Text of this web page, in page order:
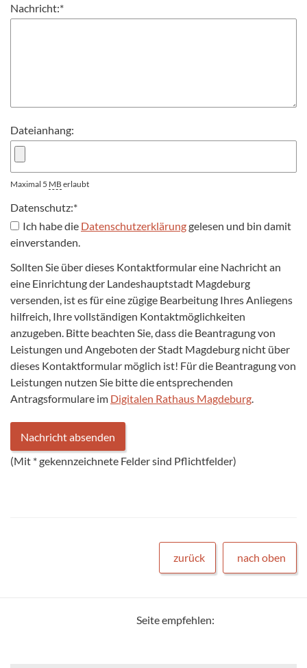
Nachricht:*
Dateianhang:
Maximal 5 MB erlaubt
Datenschutz:*
Ich habe die Datenschutzerklärunggelesen und bin damit
einverstanden.
Sollten Sie über dieses Kontaktformular eine Nachricht an
eine Einrichtung der Landeshauptstadt Magdeburg
versenden, ist es für eine zügige Bearbeitung Ihres Anliegens
hilfreich, Ihre vollständigen Kontaktmöglichkeiten
anzugeben. Bitte beachten Sie, dass die Beantragung von
Leistungen und Angeboten der Stadt Magdeburg nicht über
dieses Kontaktformular möglich ist! Für die Beantragung von
Leistungen nutzen Sie bitte die entsprechenden
Antragsformulare im Digitalen Rathaus Magdeburg.
(Mit *gekennzeichnete Felder sind Pflichtfelder)
zurück nach oben
Seite empfehlen: